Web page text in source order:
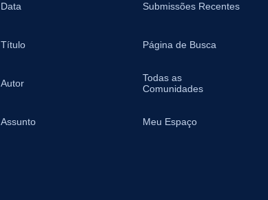
Data
Título
Autor
Assunto
Submissões Recentes
Página de Busca
Todas as
Comunidades
Meu Espaço